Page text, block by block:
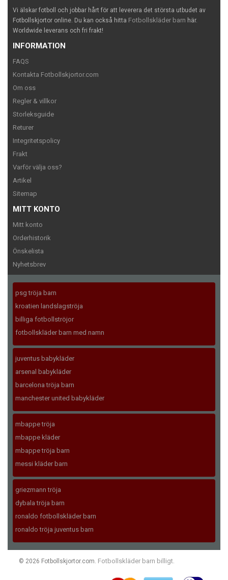
Vi älskar fotboll och jobbar hårt för att leverera det största utbudet av
Fotbollskjortor online. Du kan också hitta Fotbollskläder barn här.
Worldwide leverans och fri frakt!
INFORMATION
FAQS
Kontakta Fotbollskjortor.com
Om oss
Regler & villkor
Storleksguide
Returer
Integritetspolicy
Frakt
Varför välja oss?
Artikel
Sitemap
MITT KONTO
Mitt konto
Orderhistorik
Önskelista
Nyhetsbrev
psg tröja barn
kroatien landslagströja
billiga fotbollströjor
fotbollskläder barn med namn
juventus babykläder
arsenal babykläder
barcelona tröja barn
manchester united babykläder
mbappe tröja
mbappe kläder
mbappe tröja barn
messi kläder barn
griezmann tröja
dybala tröja barn
ronaldo fotbollskläder barn
ronaldo tröja juventus barn
© 2026 Fotbollskjortor.com. Fotbollskläder barn billigt.